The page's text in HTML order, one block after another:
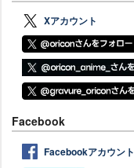
Xアカウント
Facebook
Facebookアカウント